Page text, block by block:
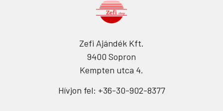
Zefi Ajándék Kft.
9400 Sopron
Kempten utca 4.
Hívjon fel: +36-30-902-8377